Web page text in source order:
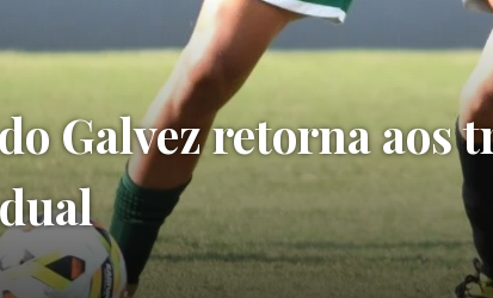
Galvez retorna aos